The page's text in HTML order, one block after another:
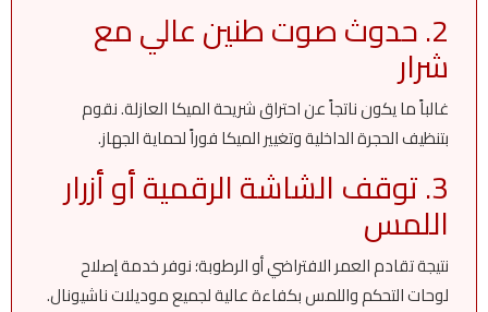
2. حدوث صوت طنين عالي مع
شرار
غالباً ما يكون ناتجاً عن احتراق شريحة الميكا العازلة. نقوم
بتنظيف الحجرة الداخلية وتغيير الميكا فوراً لحماية الجهاز.
3. توقف الشاشة الرقمية أو أزرار
اللمس
نتيجة تقادم العمر الافتراضي أو الرطوبة؛ نوفر خدمة إصلاح
لوحات التحكم واللمس بكفاءة عالية لجميع موديلات ناشيونال.